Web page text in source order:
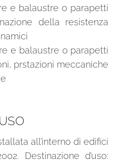
e balaustre o parapetti
della resistenza
e balaustre o parapetti
prstazioni meccaniche
all’interno di edifici
Destinazione d’uso: